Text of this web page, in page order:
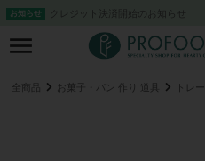
お知らせ クレジット決済開始のお知らせ
全商品 お菓子・パン 作り 道具 トレー